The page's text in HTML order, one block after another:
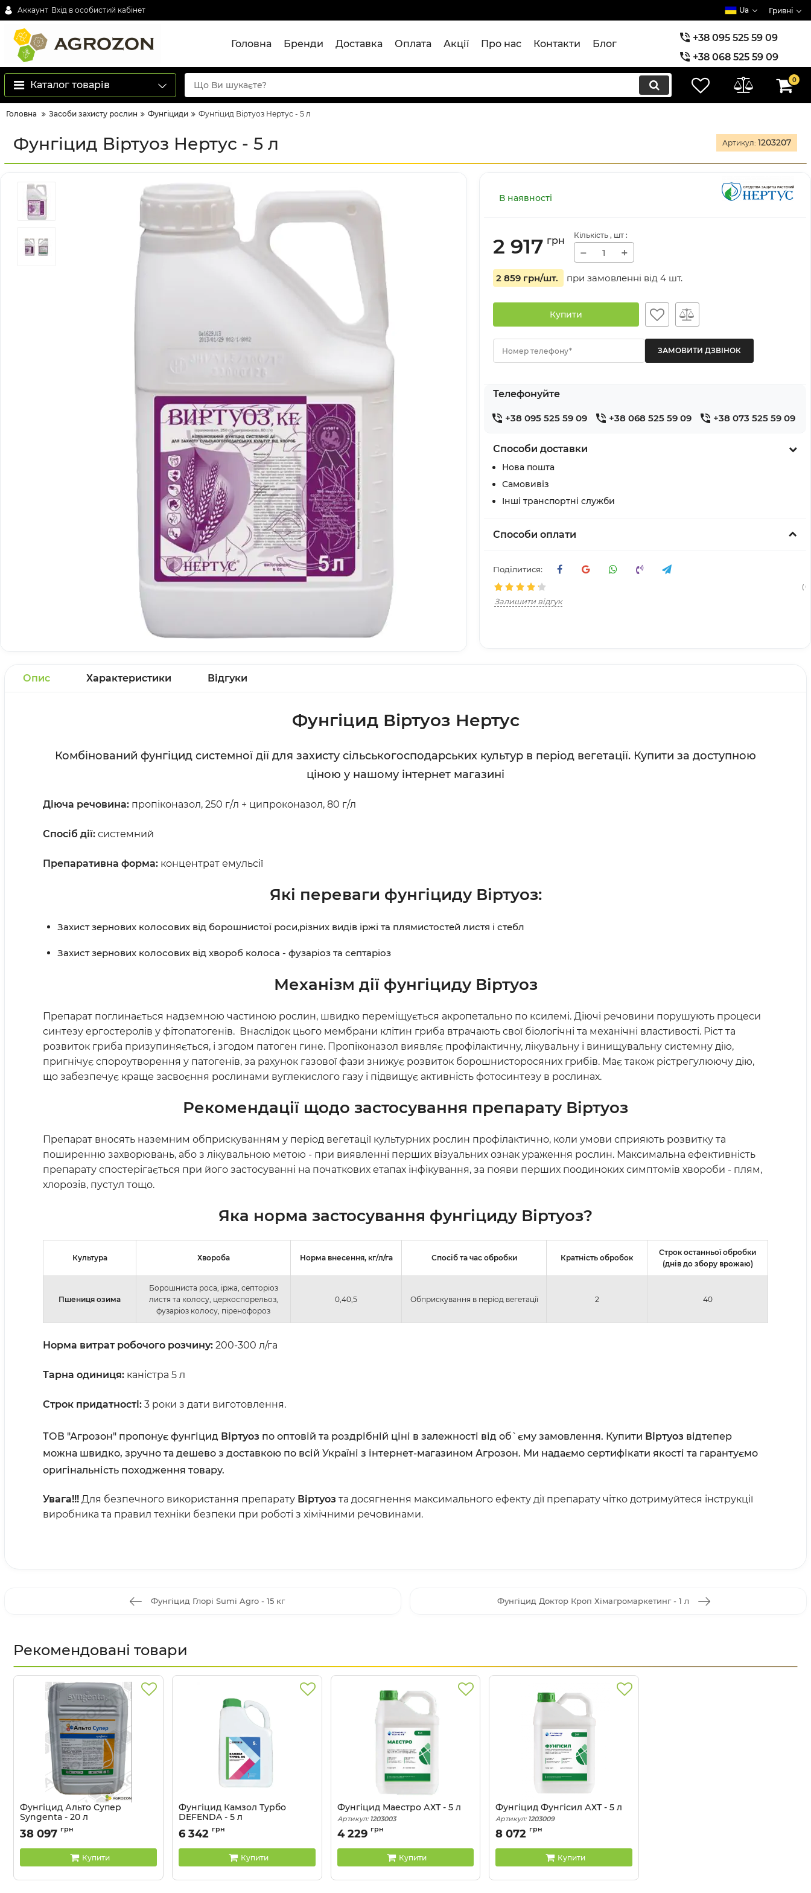
Аккаунт Вхід в особистий кабінет Ua Гривні
Головна Бренди Доставка Оплата Акції Про нас Контакти Блог
+38 095 525 59 09
+38 068 525 59 09
+38 073 525 59 09
Каталог товарів 0
Головна Засоби захисту рослин Фунгіциди Фунгіцид Віртуоз Нертус - 5 л
Фунгіцид Віртуоз Нертус - 5 л Артикул: 1203207
В наявності
2 917 грн Кількість , шт :
− +
2 859 грн/шт. при замовленні від 4 шт.
Купити
Номер телефону*
Телефонуйте
+38 095 525 59 09 +38 068 525 59 09 +38 073 525 59 09
Способи доставки
Нова пошта
Самовивіз
Інші транспортні служби
Способи оплати
Поділитися:
(
Залишити відгук
Опис Характеристики Відгуки
Фунгіцид Віртуоз Нертус
Комбінований фунгіцид системної дії для захисту сільськогосподарських культур в період вегетації. Купити за доступною
ціною у нашому інтернет магазині
Діюча речовина: пропіконазол, 250 г/л + ципроконазол, 80 г/л
Спосіб дії: системний
Препаративна форма: концентрат емульсії
Які переваги фунгіциду Віртуоз:
Захист зернових колосових від борошнистої роси,різних видів іржі та плямистостей листя і стебл
Захист зернових колосових від хвороб колоса - фузаріоз та септаріоз
Механізм дії фунгіциду Віртуоз
Препарат поглинається надземною частиною рослин, швидко переміщується акропетально по ксилемі. Діючі речовини порушують процеси
синтезу ергостеролів у фітопатогенів. Внаслідок цього мембрани клітин гриба втрачають свої біологічні та механічні властивості. Ріст та
розвиток гриба призупиняється, і згодом патоген гине. Пропіконазол виявляє профілактичну, лікувальну і винищувальну системну дію,
пригнічує спороутворення у патогенів, за рахунок газової фази знижує розвиток борошнисторосяних грибів. Має також рістрегулюючу дію,
що забезпечує краще засвоєння рослинами вуглекислого газу і підвищує активність фотосинтезу в рослинах.
Рекомендації щодо застосування препарату Віртуоз
Препарат вносять наземним обприскуванням у період вегетації культурних рослин профілактично, коли умови сприяють розвитку та
поширенню захворювань, або з лікувальною метою - при виявленні перших візуальних ознак ураження рослин. Максимальна ефективність
препарату спостерігається при його застосуванні на початкових етапах інфікування, за появи перших поодиноких симптомів хвороби - плям,
хлорозів, пустул тощо.
Яка норма застосування фунгіциду Віртуоз?
Культура Хвороба Норма внесення, кг/л/га Спосіб та час обробки Кратність обробок
Строк останньої обробки
(днів до збору врожаю)
Пшениця озима
Борошниста роса, іржа, септоріоз
листя та колосу, церкоспорельоз,
фузаріоз колосу, піренофороз
0,40,5 Обприскування в період вегетації 2 40
Норма витрат робочого розчину: 200-300 л/га
Тарна одиниця: каністра 5 л
Строк придатності: 3 роки з дати виготовлення.
ТОВ "Агрозон" пропонує фунгіцид Віртуоз по оптовій та роздрібній ціні в залежності від об`єму замовлення. Купити Віртуоз відтепер
можна швидко, зручно та дешево з доставкою по всій Україні з інтернет-магазином Агрозон. Ми надаємо сертифікати якості та гарантуємо
оригінальність походження товару.
Увага!!! Для безпечного використання препарату Віртуоз та досягнення максимального ефекту дії препарату чітко дотримуйтеся інструкції
виробника та правил техніки безпеки при роботі з хімічними речовинами.
Фунгіцид Глорі Sumi Agro - 15 кг Фунгіцид Доктор Кроп Хімагромаркетинг - 1 л
Рекомендовані товари
Фунгіцид Альто Супер
Syngenta - 20 л
Артикул: 1202301
38 097 грн
Купити
Фунгіцид Камзол Турбо
DEFENDA - 5 л
Артикул: 12012011
6 342 грн
Купити
Фунгіцид Маестро АХТ - 5 л
Артикул: 1203003
4 229 грн
Купити
Фунгіцид Фунгісил АХТ - 5 л
Артикул: 1203009
8 072 грн
Купити